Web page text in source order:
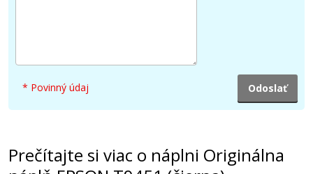
Kompatibilná náplň s EPSON T9453
Kompatibilná náplň
* Povinný údaj
Prečítajte si viac o náplni Originálna